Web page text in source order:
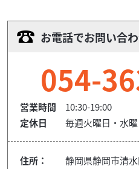
お電話でお問い合
054-
営業時間
10:30-19:00
定休日
毎週火曜日・水曜
住所：
静岡県静岡市清